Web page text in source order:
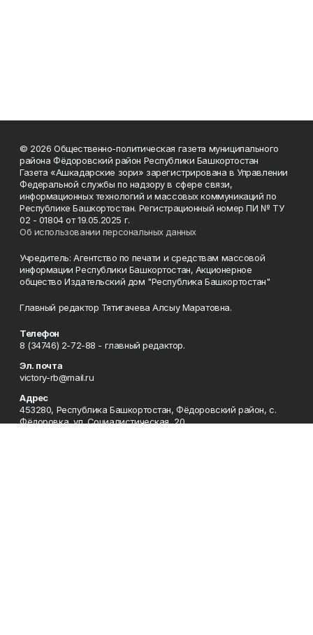
© 2026 Общественно-политическая газета муниципального
района Фёдоровский район Республики Башкортостан
Газета «Ашкадарские зори» зарегистрирована в Управлении
Федеральной службы по надзору в сфере связи,
информационных технологий и массовых коммуникаций по
Республике Башкортостан. Регистрационный номер ПИ № ТУ
02 - 01804 от 19.05.2025 г.
Об использовании персональных данных
Учредитель: Агентство по печати и средствам массовой
информации Республики Башкортостан, Акционерное
общество Издательский дом "Республика Башкортостан"
Главный редактор Тятигачева Алсыу Маратовна.
Телефон
8 (34746) 2-72-88 - главный редактор.
Эл. почта
victory-rb@mail.ru
Адрес
453280, Республика Башкортостан, Фёдоровский район, с.
Фёдоровка, ул. Социалистическая, 20.